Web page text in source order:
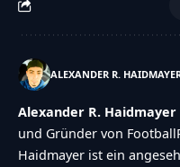
ALEXANDER R.
Alexander R. Haidmayer
und Gründer von
Haidmayer ist ein